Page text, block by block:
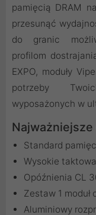
pamięcią DRAM
przesunąć
do granic
profilom
EXPO, moduły
potrzeby
wyposażonych w
Standard
Wysokie
Opóźnienia CL
Zestaw 1 moduł
Aluminiowy